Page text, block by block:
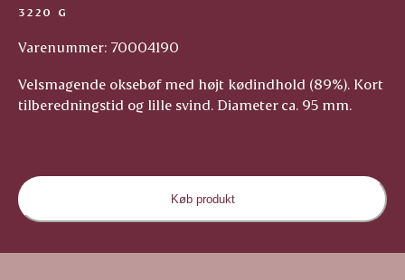
3220 G
Varenummer: 70004190
Velsmagende oksebøf med højt kødindhold (89%). Kort
tilberedningstid og lille svind. Diameter ca. 95 mm.
Køb produkt